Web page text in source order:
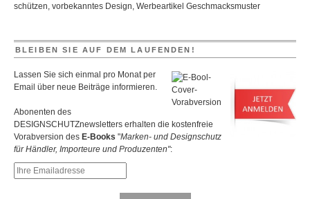
schützen, vorbekanntes Design, Werbeartikel Geschmacksmuster
BLEIBEN SIE AUF DEM LAUFENDEN!
Lassen Sie sich einmal pro Monat per
Email über neue Beiträge informieren.
Abonenten des
DESIGNSCHUTZnewsletters erhalten die kostenfreie
Vorabversion des E-Books "Marken- und Designschutz
für Händler, Importeure und Produzenten":